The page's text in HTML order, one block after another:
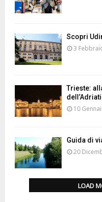
Scopri
3
Trieste:
10
Guida di
20
LOAD